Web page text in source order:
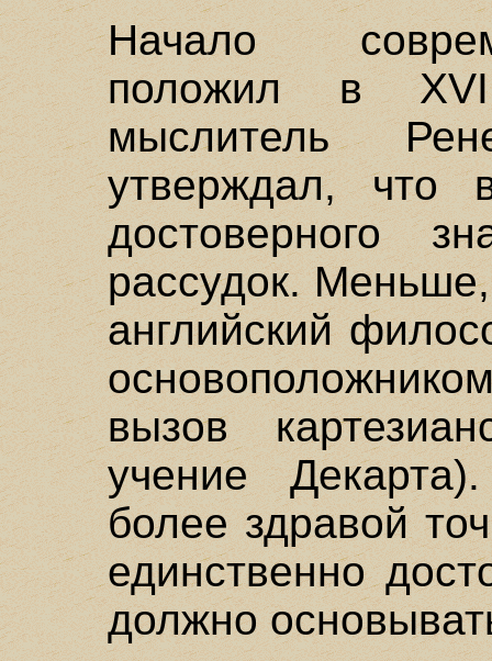
Начало
положил в
мыслитель
утверждал, что
достоверного
рассудок.
английский
вызов
учение
более здравой
единственно
должно